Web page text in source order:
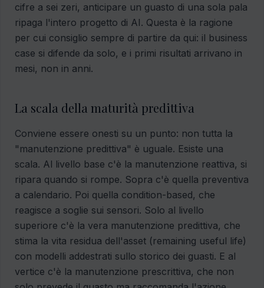
cifre a sei zeri, anticipare un guasto di una sola pala
ripaga l'intero progetto di AI. Questa è la ragione
per cui consiglio sempre di partire da qui: il business
case si difende da solo, e i primi risultati arrivano in
mesi, non in anni.
La scala della maturità predittiva
Conviene essere onesti su un punto: non tutta la
"manutenzione predittiva" è uguale. Esiste una
scala. Al livello base c'è la manutenzione reattiva, si
ripara quando si rompe. Sopra c'è quella preventiva
a calendario. Poi quella condition-based, che
reagisce a soglie sui sensori. Solo al livello
superiore c'è la vera manutenzione predittiva, che
stima la vita residua dell'asset (remaining useful life)
con modelli addestrati sullo storico dei guasti. E al
vertice c'è la manutenzione prescrittiva, che non